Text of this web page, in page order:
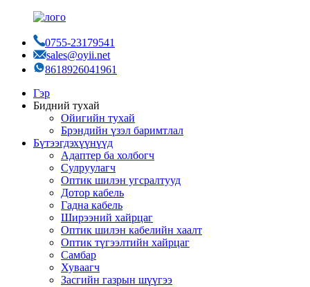
0755-23179541
sales@oyii.net
8618926041961
Гэр
Бидний тухай
Ойигийн тухай
Брэндийн үзэл баримтлал
Бүтээгдэхүүнүүд
Адаптер ба холбогч
Сулруулагч
Оптик шилэн угсралтууд
Дотор кабель
Гадна кабель
Ширээний хайрцаг
Оптик шилэн кабелийн хаалт
Оптик түгээлтийн хайрцаг
Самбар
Хуваагч
Засгийн газрын шүүгээ